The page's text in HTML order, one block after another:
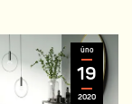
úno
19
2020